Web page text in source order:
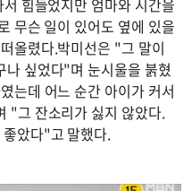
힘들었지만 엄마와 시간을
무슨 일이 있어도 옆에 있을
올렸다.박미선은 "그 말이
나 싶었다"며 눈시울을 붉혔
는데 어느 순간 아이가 커서
"그 잔소리가 싫지 않았다.
았다"고 말했다.